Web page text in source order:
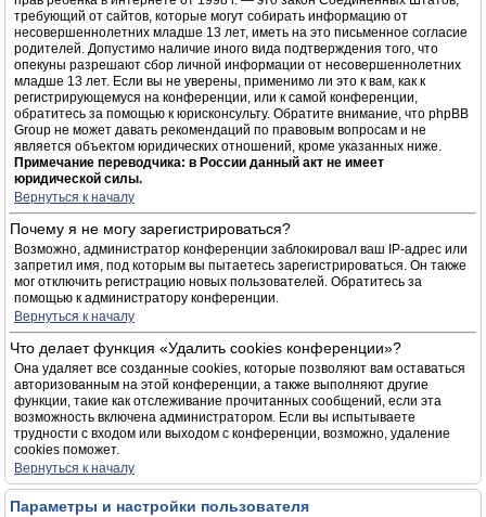
требующий от сайтов, которые могут собирать информацию от
несовершеннолетних младше 13 лет, иметь на это письменное согласие
родителей. Допустимо наличие иного вида подтверждения того, что
опекуны разрешают сбор личной информации от несовершеннолетних
младше 13 лет. Если вы не уверены, применимо ли это к вам, как к
регистрирующемуся на конференции, или к самой конференции,
обратитесь за помощью к юрисконсульту. Обратите внимание, что phpBB
Group не может давать рекомендаций по правовым вопросам и не
является объектом юридических отношений, кроме указанных ниже.
Примечание переводчика: в России данный акт не имеет
юридической силы.
Вернуться к началу
Почему я не могу зарегистрироваться?
Возможно, администратор конференции заблокировал ваш IP-адрес или
запретил имя, под которым вы пытаетесь зарегистрироваться. Он также
мог отключить регистрацию новых пользователей. Обратитесь за
помощью к администратору конференции.
Вернуться к началу
Что делает функция «Удалить cookies конференции»?
Она удаляет все созданные cookies, которые позволяют вам оставаться
авторизованным на этой конференции, а также выполняют другие
функции, такие как отслеживание прочитанных сообщений, если эта
возможность включена администратором. Если вы испытываете
трудности с входом или выходом с конференции, возможно, удаление
cookies поможет.
Вернуться к началу
Параметры и настройки пользователя